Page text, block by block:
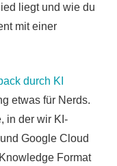
liegt und wie du
mit einer
durch KI
etwas für Nerds.
in der wir KI-
Google Cloud
Format